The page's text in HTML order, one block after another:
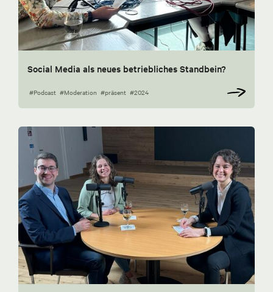
Social Media als neues betriebliches Standbein?
#Podcast #Moderation #präsent #2024